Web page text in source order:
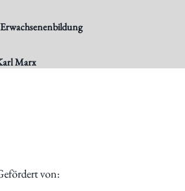
Marx
von: